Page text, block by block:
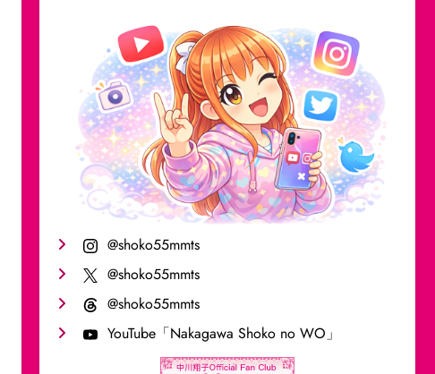
@shoko55mmts
@shoko55mmts
@shoko55mmts
YouTube「Nakagawa Shoko no WO」